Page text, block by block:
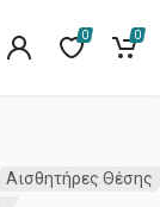
0 0
Αισθητήρες Θέσης